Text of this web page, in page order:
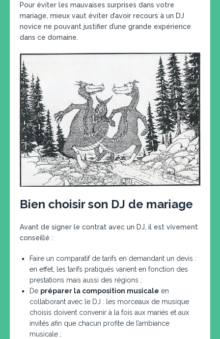
Pour éviter les mauvaises surprises dans votre
mariage, mieux vaut éviter d’avoir recours à un DJ
novice ne pouvant justifier d’une grande expérience
dans ce domaine.
Bien choisir son DJ de mariage
Avant de signer le contrat avec un DJ, il est vivement
conseillé :
Faire un comparatif de tarifs en demandant un devis :
en effet, les tarifs pratiqués varient en fonction des
prestations mais aussi des régions ;
De préparer la composition musicale en
collaborant avec le DJ : les morceaux de musique
choisis doivent convenir à la fois aux mariés et aux
invités afin que chacun profite de l’ambiance
musicale ;